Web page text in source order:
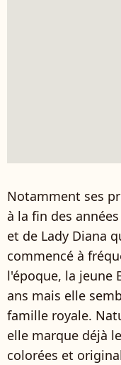
Notamment ses
à la fin des
et de Lady Diana
commencé à
l'époque, la jeune
ans mais elle
famille royale.
elle marque déjà
colorées et